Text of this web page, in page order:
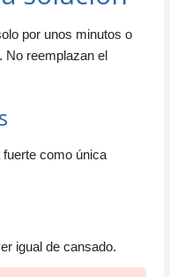
por unos minutos o
No reemplazan el
como única
igual de cansado.